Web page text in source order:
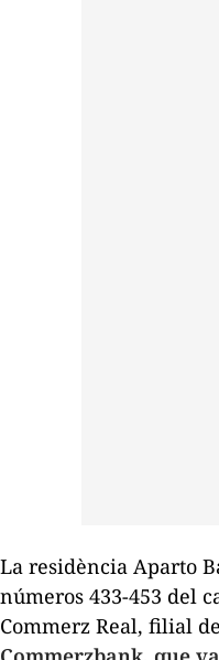
La residència Aparto
números 433-453 del
Commerz Real, filial